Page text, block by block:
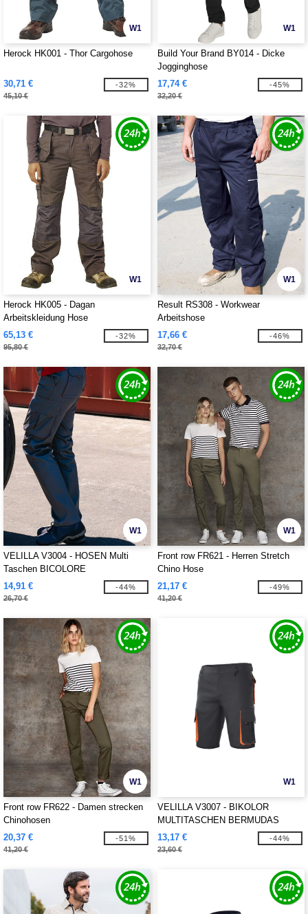
W1
Herock HK001 - Thor Cargohose
30,71 €
45,10 €
-32%
W1
Build Your Brand BY014 - Dicke
Jogginghose
17,74 €
32,20 €
-45%
W1
Herock HK005 - Dagan
Arbeitskleidung Hose
65,13 €
95,80 €
-32%
W1
Result RS308 - Workwear
Arbeitshose
17,66 €
32,70 €
-46%
W1
VELILLA V3004 - HOSEN Multi
Taschen BICOLORE
14,91 €
26,70 €
-44%
W1
Front row FR621 - Herren Stretch
Chino Hose
21,17 €
41,20 €
-49%
W1
Front row FR622 - Damen strecken
Chinohosen
20,37 €
41,20 €
-51%
W1
VELILLA V3007 - BIKOLOR
MULTITASCHEN BERMUDAS
13,17 €
23,60 €
-44%